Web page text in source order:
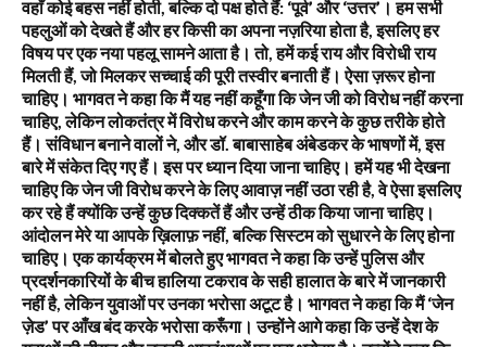
वहाँ कोई बहस नहीं होती, बल्कि दो पक्ष होते हैं: ‘पूर्व’ और ‘उत्तर’। हम सभी
पहलुओं को देखते हैं और हर किसी का अपना नज़रिया होता है, इसलिए हर
विषय पर एक नया पहलू सामने आता है। तो, हमें कई राय और विरोधी राय
मिलती हैं, जो मिलकर सच्चाई की पूरी तस्वीर बनाती हैं। ऐसा ज़रूर होना
चाहिए। भागवत ने कहा कि मैं यह नहीं कहूँगा कि जेन जी को विरोध नहीं करना
चाहिए, लेकिन लोकतंत्र में विरोध करने और काम करने के कुछ तरीके होते
हैं। संविधान बनाने वालों ने, और डॉ. बाबासाहेब अंबेडकर के भाषणों में, इस
बारे में संकेत दिए गए हैं। इस पर ध्यान दिया जाना चाहिए। हमें यह भी देखना
चाहिए कि जेन जी विरोध करने के लिए आवाज़ नहीं उठा रही है, वे ऐसा इसलिए
कर रहे हैं क्योंकि उन्हें कुछ दिक्कतें हैं और उन्हें ठीक किया जाना चाहिए।
आंदोलन मेरे या आपके ख़िलाफ़ नहीं, बल्कि सिस्टम को सुधारने के लिए होना
चाहिए। एक कार्यक्रम में बोलते हुए भागवत ने कहा कि उन्हें पुलिस और
प्रदर्शनकारियों के बीच हालिया टकराव के सही हालात के बारे में जानकारी
नहीं है, लेकिन युवाओं पर उनका भरोसा अटूट है। भागवत ने कहा कि मैं ‘जेन
ज़ेड’ पर आँख बंद करके भरोसा करूँगा। उन्होंने आगे कहा कि उन्हें देश के